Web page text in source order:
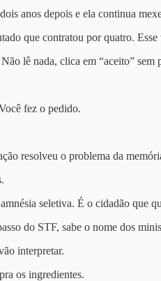
anos depois e ela continua
que contratou por quatro.
lê nada, clica em “aceito”
fez o pedido.
resolveu o problema da
seletiva. É o cidadão que
do STF, sabe o nome dos
interpretar.
os ingredientes.